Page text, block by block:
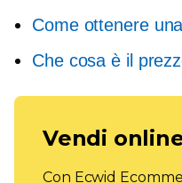
Come ottenere
Che cosa è il
Vendi
Con Ecwid